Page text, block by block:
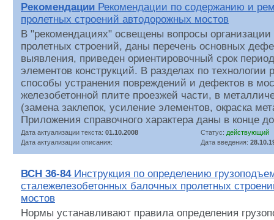
Рекомендации Рекомендации по содержанию и
пролетных строений автодорожных мостов
В "рекомендациях" освещены вопросы
пролетных строений, даны перечень основных
выявления, приведен ориентировочный срок
элементов конструкций. В разделах по технологии
способы устранения повреждений и дефектов в
железобетонной плите проезжей части, в
(замена заклепок, усиление элементов, окраска
Приложения справочного характера даны в конце
Дата актуализации текста: 01.10.2008 Статус: действующий
Дата актуализации описания:
Дата введения:
ВСН 36-84Инструкция по определению
сталежелезобетонных балочных пролетных
мостов
Нормы устанавливают правила определения